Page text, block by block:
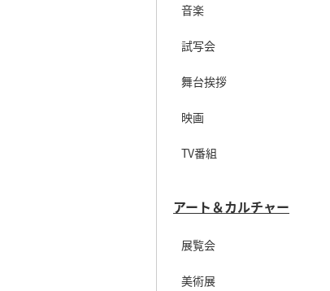
音楽
試写会
舞台挨拶
映画
TV番組
アート＆カルチャー
展覧会
美術展